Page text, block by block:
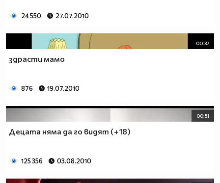
24 550 27.07.2010
00:37
здрасти мамо
876 19.07.2010
00:51
Децата няма да го видят (+18)
125 356 03.08.2010